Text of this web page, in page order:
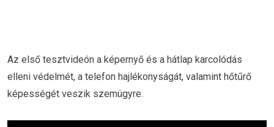
Az első tesztvideón a képernyő és a hátlap karcolódás
elleni védelmét, a telefon hajlékonyságát, valamint hőtűrő
képességét veszik szemügyre.